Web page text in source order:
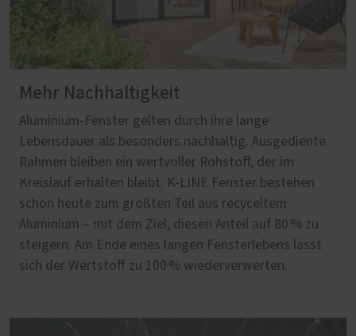
Mehr Nachhaltigkeit
Aluminium‑Fenster gelten durch ihre lange
Lebensdauer als besonders nachhaltig. Ausgediente
Rahmen bleiben ein wertvoller Rohstoff, der im
Kreislauf erhalten bleibt. K-LINE Fenster bestehen
schon heute zum größten Teil aus recyceltem
Aluminium – mit dem Ziel, diesen Anteil auf 80 % zu
steigern. Am Ende eines langen Fensterlebens lässt
sich der Wertstoff zu 100 % wiederverwerten.